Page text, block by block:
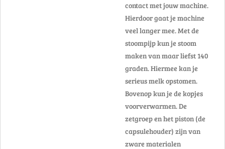
contact met jouw machine.
Hierdoor gaat je machine
veel langer mee. Met de
stoompijp kun je stoom
maken van maar liefst 140
graden. Hiermee kan je
serieus melk opstomen.
Bovenop kun je de kopjes
voorverwarmen. De
zetgroep en het piston (de
capsulehouder) zijn van
zware materialen